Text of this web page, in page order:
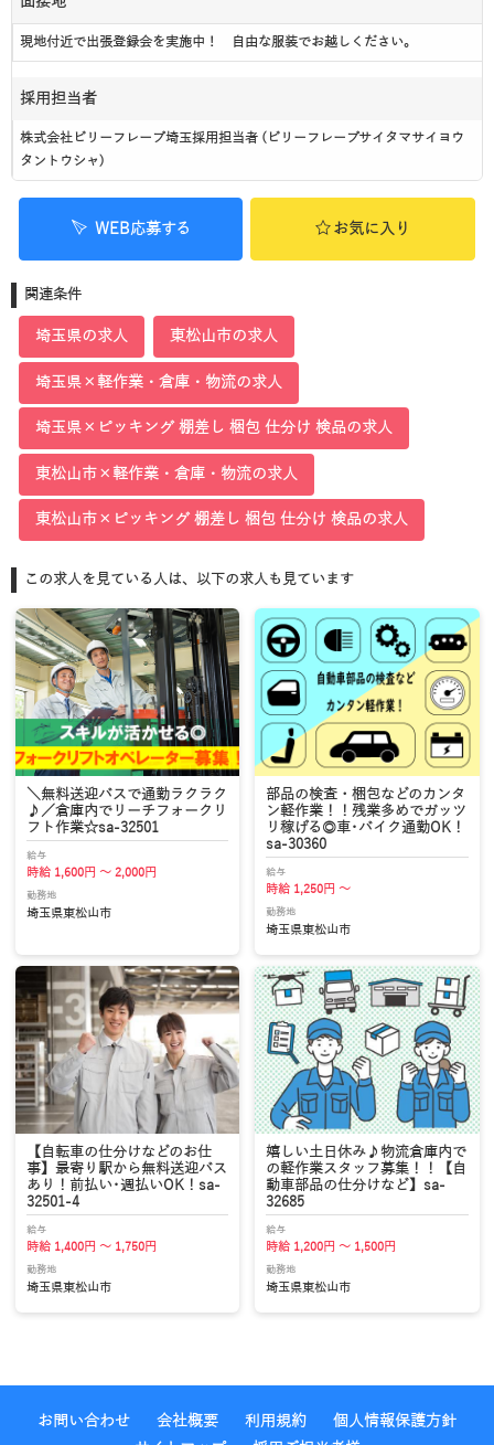
現地付近で出張登録会を実施中！ 自由な服装でお越しください。
採用担当者
株式会社ビリーフレーブ埼玉採用担当者 (ビリーフレーブサイタマサイヨウ
タントウシャ)
WEB応募する お気に入り
関連条件
埼玉県の求人 東松山市の求人
埼玉県×軽作業・倉庫・物流の求人
埼玉県×ピッキング 棚差し 梱包 仕分け 検品の求人
東松山市×軽作業・倉庫・物流の求人
東松山市×ピッキング 棚差し 梱包 仕分け 検品の求人
この求人を見ている人は、以下の求人も見ています
＼無料送迎バスで通勤ラクラク
♪／倉庫内でリーチフォークリ
フト作業☆sa-32501
給与
時給 1,600円 ～ 2,000円
勤務地
埼玉県東松山市
部品の検査・梱包などのカンタ
ン軽作業！！残業多めでガッツ
リ稼げる◎車･バイク通勤OK！
sa-30360
給与
時給 1,250円 ～
勤務地
埼玉県東松山市
【自転車の仕分けなどのお仕
事】最寄り駅から無料送迎バス
あり！前払い･週払いOK！sa-
32501-4
給与
時給 1,400円 ～ 1,750円
勤務地
埼玉県東松山市
嬉しい土日休み♪物流倉庫内で
の軽作業スタッフ募集！！【自
動車部品の仕分けなど】sa-
32685
給与
時給 1,200円 ～ 1,500円
勤務地
埼玉県東松山市
お問い合わせ 会社概要 利用規約
個人情報保護方針